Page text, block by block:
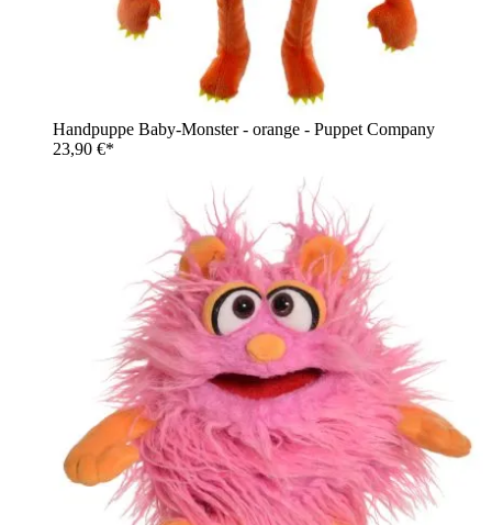
Handpuppe Baby-Monster - orange - Puppet Company
23,90 €*